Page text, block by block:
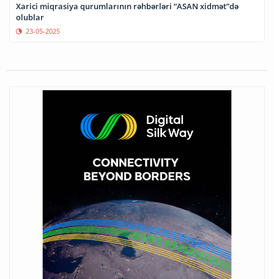
Xarici miqrasiya qurumlarının rəhbərləri “ASAN xidmət”də
olublar
23-05-2025